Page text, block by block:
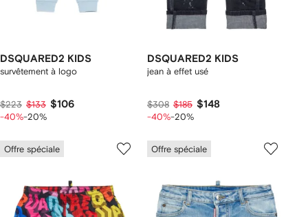
DSQUARED2 KIDS
survêtement à logo
$223 $133 $106
-40%-20%
DSQUARED2 KIDS
jean à effet usé
$308 $185 $148
-40%-20%
Offre spéciale Offre spéciale